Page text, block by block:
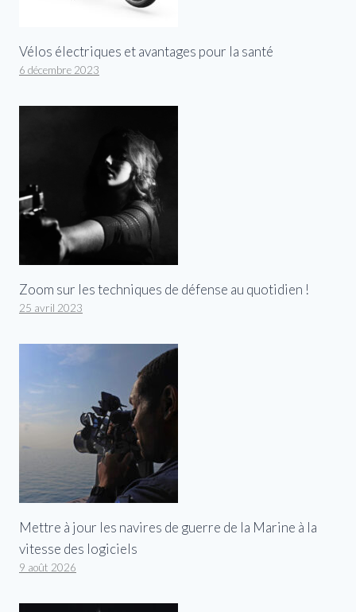
Vélos électriques et avantages pour la santé
6 décembre 2023
Zoom sur les techniques de défense au quotidien !
25 avril 2023
Mettre à jour les navires de guerre de la Marine à la
vitesse des logiciels
9 août 2026